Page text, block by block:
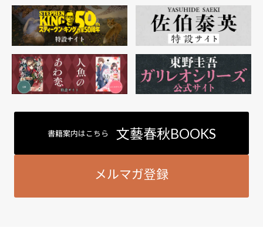
書籍案内はこちら 文藝春秋BOOKS
メルマガ登録